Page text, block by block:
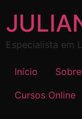
Especialista em
Início Sobre
Cursos Online